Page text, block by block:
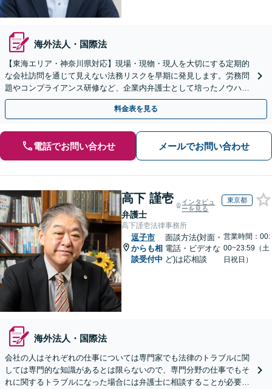
海外法人・国際法
【東海エリア・神奈川県対応】現場・現物・現人を大切にする定期的
な会社訪問を通じて見えない法務リスクを早期に発見します。労務問
題やコンプライアンス研修など、企業内弁護士として培ったノウハウ
をフル活用し、経営の安定化を強力にサポートします。
料金表を見る
電話でお問い合わせ メールでお問い合わせ
高下 謹壱
弁護士
インタビュ
ーを見る
東京都
高下謹壱法律事務所
逗子市
からも相
談受付中
面談方法(対面・
電話・ビデオな
ど)は応相談
営業時間：00:
00~23:59（土
日祝日）
海外法人・国際法
会社の人はそれぞれの仕事については専門家でも法律のトラブルに関
しては専門的な知識があるとは限らないので、専門分野の仕事でもそ
れに関するトラブルになった場合には弁護士に相談することが必要不